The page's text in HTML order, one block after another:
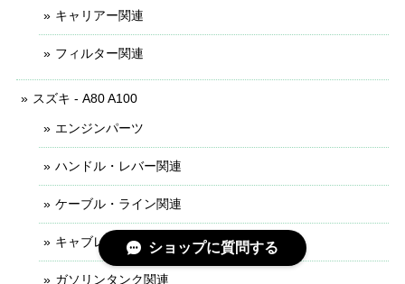
キャリアー関連
フィルター関連
スズキ - A80 A100
エンジンパーツ
ハンドル・レバー関連
ケーブル・ライン関連
キャブレター関連
ガソリンタンク関連
ショップに質問する